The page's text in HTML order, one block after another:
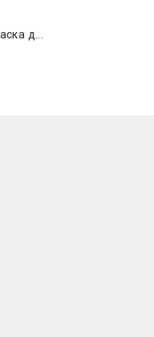
д...